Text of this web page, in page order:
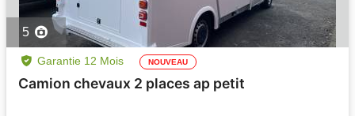
5
Garantie 12 Mois NOUVEAU
Camion chevaux 2 places ap petit